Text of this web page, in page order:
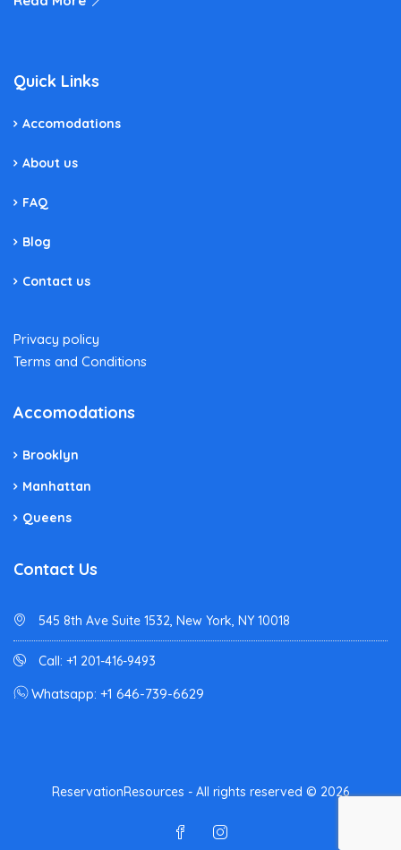
Quick Links
Accomodations
About us
FAQ
Blog
Contact us
Privacy policy
Terms and Conditions
Accomodations
Brooklyn
Manhattan
Queens
Contact Us
545 8th Ave Suite 1532, New York, NY 10018
Call: +1 201-416-9493
Whatsapp: +1 646-739-6629
ReservationResources - All rights reserved © 2026